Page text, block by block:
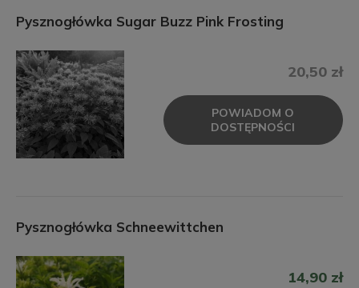
Pysznogłówka Sugar Buzz Pink Frosting
20,50 zł
POWIADOM O
DOSTĘPNOŚCI
Pysznogłówka Schneewittchen
14,90 zł